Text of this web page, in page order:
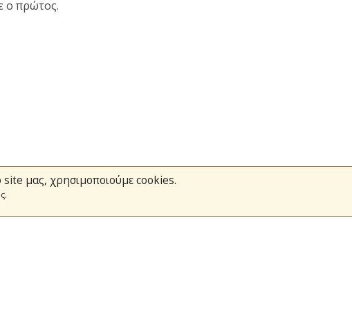
ο πρώτος.
site μας, χρησιμοποιούμε cookies.